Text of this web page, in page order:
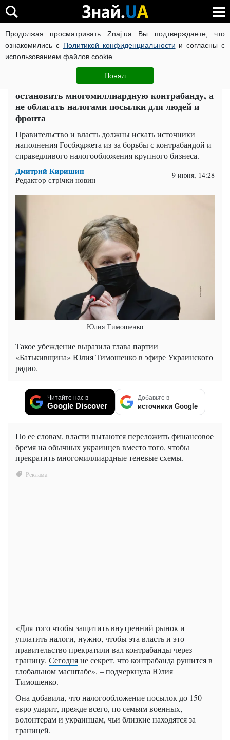
Продолжая просматривать Znaj.ua Вы подтверждаете, что
ознакомились с Политикой конфиденциальности и согласны с
использованием файлов cookie.
Понял
ВОЙНА РОССИИ ПРОТИВ УКРАИНЫ КОРОНАВИРУС В
Политика ЧИТАТИ УКРАЇНСЬКОЮ
Юлия Тимошенко: Правительство должно
остановить многомиллиардную контрабанду, а
не облагать налогами посылки для людей и
фронта
Правительство и власть должны искать источники
наполнения Госбюджета из-за борьбы с контрабандой и
справедливого налогообложения крупного бизнеса.
Дмитрий Киришин
Редактор стрічки новин 9 июня, 14:28
Юлия Тимошенко
Такое убеждение выразила глава партии
«Батькивщина» Юлия Тимошенко в эфире Украинского
радио.
Читайте нас в
Google Discover
Добавьте в
источники Google
По ее словам, власти пытаются переложить финансовое
бремя на обычных украинцев вместо того, чтобы
прекратить многомиллиардные теневые схемы.
«Для того чтобы защитить внутренний рынок и
уплатить налоги, нужно, чтобы эта власть и это
правительство прекратили вал контрабанды через
границу. Сегодняне секрет, что контрабанда рушится в
глобальном масштабе», – подчеркнула Юлия
Тимошенко.
Она добавила, что налогообложение посылок до 150
евро ударит, прежде всего, по семьям военных,
волонтерам и украинцам, чьи близкие находятся за
границей.